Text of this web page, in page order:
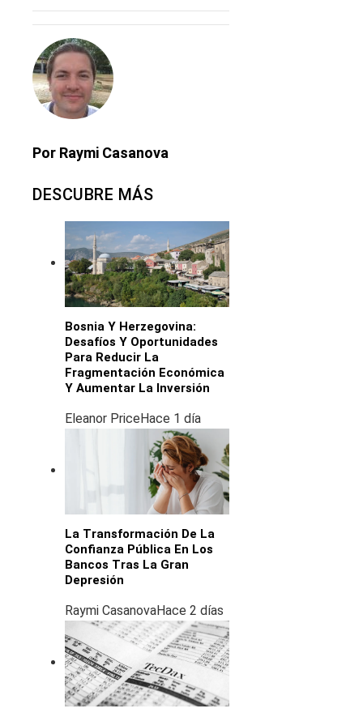
Por Raymi Casanova
DESCUBRE MÁS
Bosnia Y Herzegovina:
Desafíos Y Oportunidades
Para Reducir La
Fragmentación Económica
Y Aumentar La Inversión
Eleanor PriceHace 1 día
La Transformación De La
Confianza Pública En Los
Bancos Tras La Gran
Depresión
Raymi CasanovaHace 2 días